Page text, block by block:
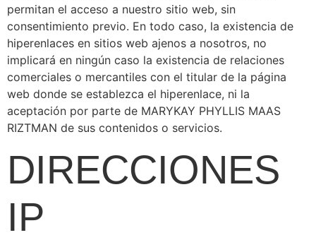
permitan el acceso a nuestro sitio web, sin
consentimiento previo. En todo caso, la existencia de
hiperenlaces en sitios web ajenos a nosotros, no
implicará en ningún caso la existencia de relaciones
comerciales o mercantiles con el titular de la página
web donde se establezca el hiperenlace, ni la
aceptación por parte de MARYKAY PHYLLIS MAAS
RIZTMAN de sus contenidos o servicios.
DIRECCIONES
IP